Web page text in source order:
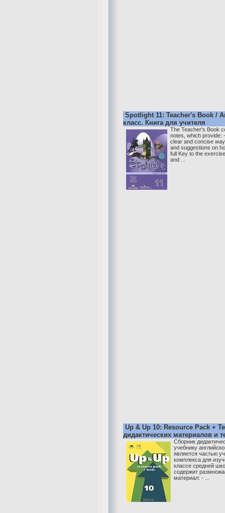
Spotlight 11: Teacher's Book /
класс. Книга для учителя
The Teacher's Book
notes, which provide:
clear and concise
and suggestions on
full Key to the
and ...
Up & Up 10: Resource Pack +
дидактических материалов и
Сборник
учебнику
является частью
комплекса для
классе средней
содержит
материал: - ...